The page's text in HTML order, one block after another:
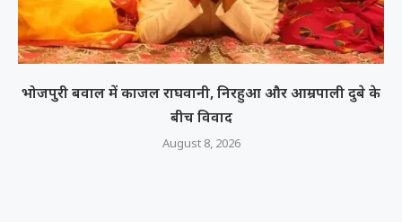
भोजपुरी बवाल में काजल राघवानी, निरहुआ और आम्रपाली दुबे के
बीच विवाद
August 8, 2026